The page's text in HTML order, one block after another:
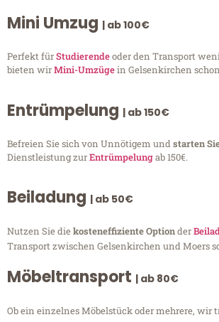
Mini Umzug | ab 100€
Perfekt fürStudierendeoder den Transport
bieten wirMini-Umzügein Gelsenkirchen schon
Entrümpelung | ab 150€
Befreien Sie sich von Unnötigem undstarten
Dienstleistung zurEntrümpelungab 150€.
Beiladung | ab 50€
Nutzen Sie diekosteneffiziente Optionder
Transport zwischen Gelsenkirchen und Moers
Möbeltransport | ab 80€
Ob ein einzelnes Möbelstück oder mehrere, wir